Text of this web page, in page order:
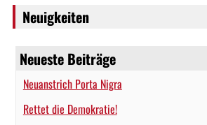
Neuigkeiten
Neueste Beiträge
Neuanstrich Porta Nigra
Rettet die Demokratie!